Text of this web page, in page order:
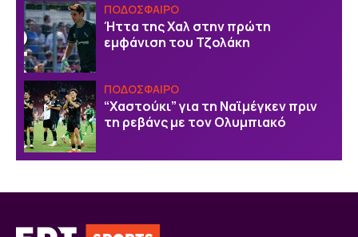
ΠΟΔΟΣΦΑΙΡΟ
Ήττα της Χαλ στην πρώτη
εμφάνιση του Τζολάκη
ΠΟΔΟΣΦΑΙΡΟ
“Χαστούκι” για τη Ναϊμέγκεν πριν
τη ρεβάνς με τον Ολυμπιακό